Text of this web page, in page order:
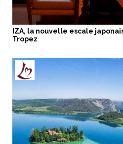
IZA, la nouvelle escale
Tropez